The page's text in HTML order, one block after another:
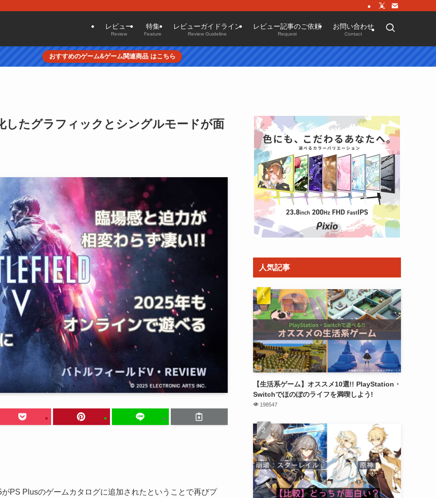
レビュー
Review
特集
Feature
レビューガイドライン
Review Guideline
レビュー記事のご依頼
Request
お問い合わせ
Contact
おすすめのゲーム&ゲーム関連商品 はこちら
したグラフィックとシングルモードが面
PS Plusのゲームカタログに追加されたということで再びプ
人気記事
【生活系ゲーム】オススメ10選!! PlayStation・
Switchでほのぼのライフを満喫しよう!
198547